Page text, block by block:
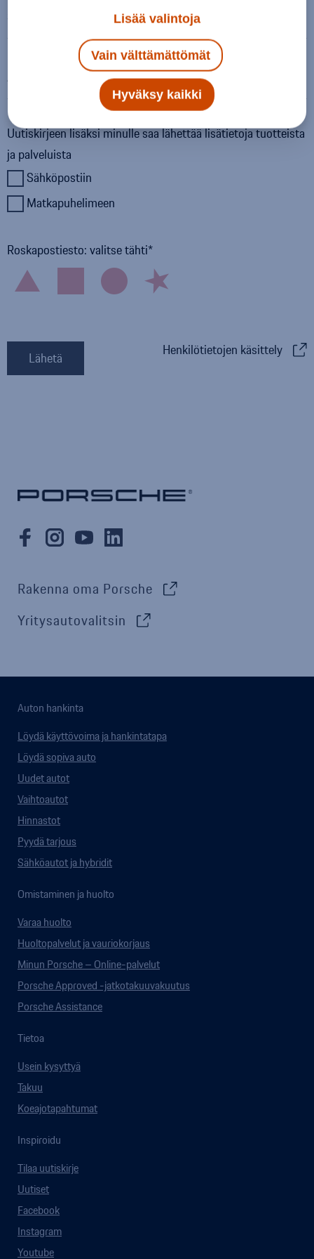
Auton rekisterinumero
Uutiskirjeen lisäksi minulle saa lähettää lisätietoja tuotteista
ja palveluista
Sähköpostiin
Matkapuhelimeen
Roskapostiesto: valitse tähti
Henkilötietojen käsittely
Rakenna oma Porsche
Yritysautovalitsin
Auton hankinta
Löydä käyttövoima ja hankintatapa
Löydä sopiva auto
Uudet autot
Vaihtoautot
Hinnastot
Pyydä tarjous
Sähköautot ja hybridit
Omistaminen ja huolto
Varaa huolto
Huoltopalvelut ja vauriokorjaus
Minun Porsche – Online-palvelut
Porsche Approved -jatkotakuuvakuutus
Porsche Assistance
Tietoa
Usein kysyttyä
Takuu
Koeajotapahtumat
Inspiroidu
Tilaa uutiskirje
Uutiset
Facebook
Instagram
Youtube
Lisää valintoja
Vain välttämättömät
Hyväksy kaikki